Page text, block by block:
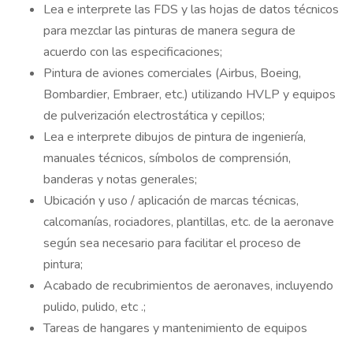
Lea e interprete las FDS y las hojas de datos técnicos
para mezclar las pinturas de manera segura de
acuerdo con las especificaciones;
Pintura de aviones comerciales (Airbus, Boeing,
Bombardier, Embraer, etc.) utilizando HVLP y equipos
de pulverización electrostática y cepillos;
Lea e interprete dibujos de pintura de ingeniería,
manuales técnicos, símbolos de comprensión,
banderas y notas generales;
Ubicación y uso / aplicación de marcas técnicas,
calcomanías, rociadores, plantillas, etc. de la aeronave
según sea necesario para facilitar el proceso de
pintura;
Acabado de recubrimientos de aeronaves, incluyendo
pulido, pulido, etc .;
Tareas de hangares y mantenimiento de equipos